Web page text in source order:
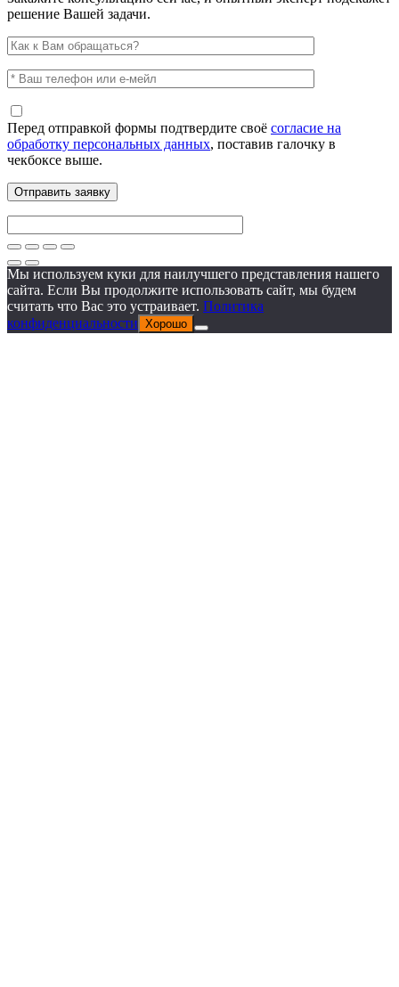
решение Вашей задачи.
Перед отправкой формы подтвердите своё согласие на
обработку персональных данных, поставив галочку в
чекбоксе выше.
Мы используем куки для наилучшего представления нашего
сайта. Если Вы продолжите использовать сайт, мы будем
считать что Вас это устраивает. Политика
конфиденциальности Хорошо